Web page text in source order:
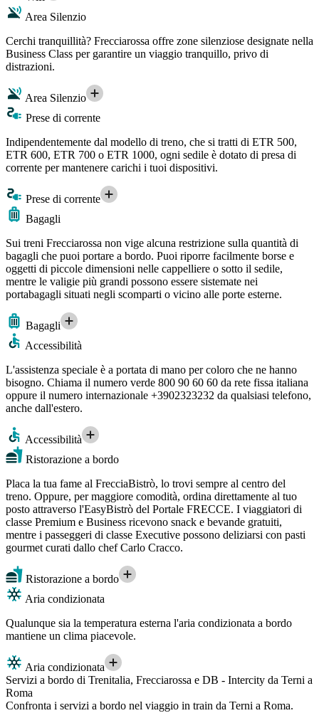
Area Silenzio
Cerchi tranquillità? Frecciarossa offre zone silenziose designate nella
Business Class per garantire un viaggio tranquillo, privo di
distrazioni.
Area Silenzio
Prese di corrente
Indipendentemente dal modello di treno, che si tratti di ETR 500,
ETR 600, ETR 700 o ETR 1000, ogni sedile è dotato di presa di
corrente per mantenere carichi i tuoi dispositivi.
Prese di corrente
Bagagli
Sui treni Frecciarossa non vige alcuna restrizione sulla quantità di
bagagli che puoi portare a bordo. Puoi riporre facilmente borse e
oggetti di piccole dimensioni nelle cappelliere o sotto il sedile,
mentre le valigie più grandi possono essere sistemate nei
portabagagli situati negli scomparti o vicino alle porte esterne.
Bagagli
Accessibilità
L'assistenza speciale è a portata di mano per coloro che ne hanno
bisogno. Chiama il numero verde 800 90 60 60 da rete fissa italiana
oppure il numero internazionale +3902323232 da qualsiasi telefono,
anche dall'estero.
Accessibilità
Ristorazione a bordo
Placa la tua fame al FrecciaBistrò, lo trovi sempre al centro del
treno. Oppure, per maggiore comodità, ordina direttamente al tuo
posto attraverso l'EasyBistrò del Portale FRECCE. I viaggiatori di
classe Premium e Business ricevono snack e bevande gratuiti,
mentre i passeggeri di classe Executive possono deliziarsi con pasti
gourmet curati dallo chef Carlo Cracco.
Ristorazione a bordo
Aria condizionata
Qualunque sia la temperatura esterna l'aria condizionata a bordo
mantiene un clima piacevole.
Aria condizionata
Servizi a bordo di Trenitalia, Frecciarossa e DB - Intercity da Terni a
Roma
Confronta i servizi a bordo nel viaggio in train da Terni a Roma.